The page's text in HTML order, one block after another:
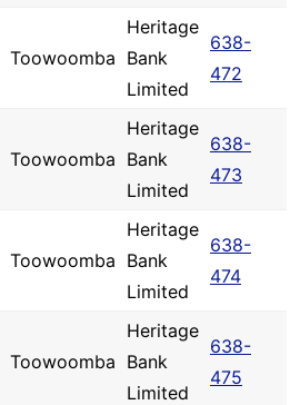
Toowoomba
Heritage
Bank
Limited
638-
472
Toowoomba
Heritage
Bank
Limited
638-
473
Toowoomba
Heritage
Bank
Limited
638-
474
Toowoomba
Heritage
Bank
Limited
638-
475